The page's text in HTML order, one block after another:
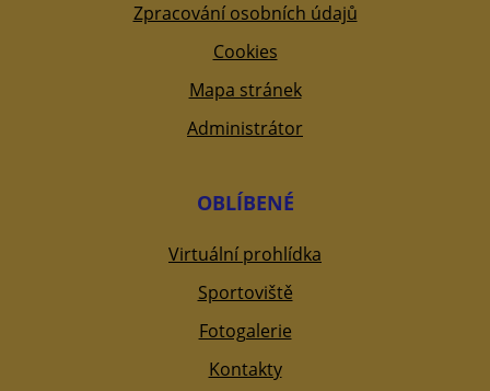
Zpracování osobních údajů
Cookies
Mapa stránek
Administrátor
OBLÍBENÉ
Virtuální prohlídka
Sportoviště
Fotogalerie
Kontakty